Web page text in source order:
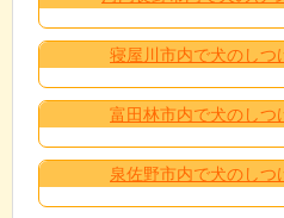
寝屋川市内で犬のしつ
富田林市内で犬のしつ
泉佐野市内で犬のしつ